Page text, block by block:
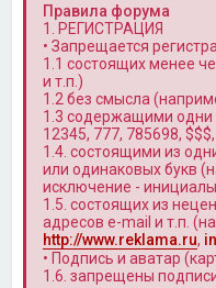
Правила форума
1. РЕГИСТРАЦИЯ
• Запрещается
1.1 состоящих менее
и т.п.)
1.2 без смысла
1.3 содержащими
12345, 777, 785698,
1.4. состоящими из
или одинаковых букв
исключение -
1.5. состоящих из
адресов e-mail и т.п.
http://www.reklama.ru,
• Подпись и аватар
1.6. запрещены